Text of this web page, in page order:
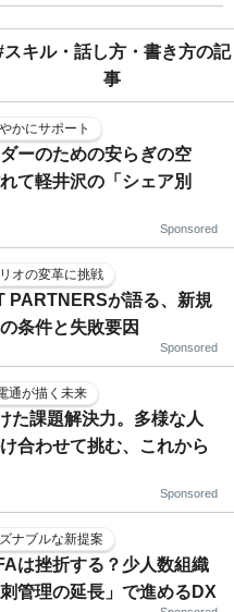
スキル・話し方・書き方の記
事
かにサポート
ーのための安らぎの空
て軽井沢の「シェア別
Sponsored
オの変革に挑戦
PARTNERSが語る、新規
条件と失敗要因
Sponsored
通が描く未来
た課題解決力。多様な人
合わせて挑む、これから
Sponsored
ナブルな新提案
は挫折する？少人数組織
管理の延長」で進めるDX